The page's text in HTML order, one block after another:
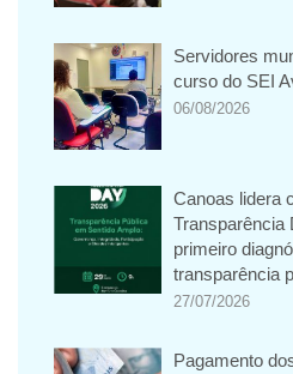
Servidores
curso do SEI
06/08/2026
Canoas lidera
Transparência
primeiro
transparência
27/07/2026
Pagamento